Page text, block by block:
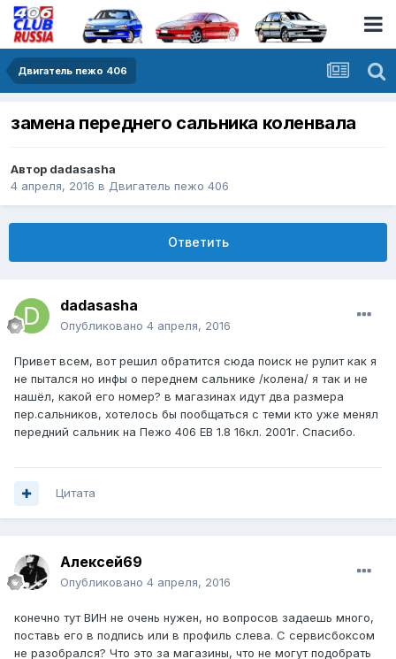
Двигатель пежо 406
замена переднего сальника коленвала
Автор dadasasha
4 апреля, 2016 в Двигатель пежо 406
Ответить
dadasasha
Опубликовано 4 апреля, 2016
Привет всем, вот решил обратится сюда поиск не рулит как я
не пытался но инфы о переднем сальнике /колена/ я так и не
нашёл, какой его номер? в магазинах идут два размера
пер.сальников, хотелось бы пообщаться с теми кто уже менял
передний сальник на Пежо 406 ЕВ 1.8 16кл. 2001г. Спасибо.
Цитата
Алексей69
Опубликовано 4 апреля, 2016
конечно тут ВИН не очень нужен, но вопросов задаешь много,
поставь его в подпись или в профиль слева. С сервисбоксом
не разобрался? Что это за магазины, что не могут подобрать